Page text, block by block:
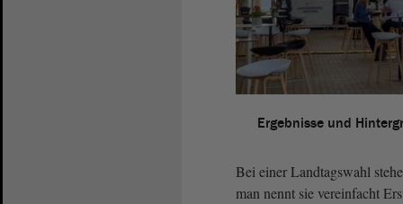
Ergebnisse und
Bei einer Landtagswahl
man nennt sie vereinfacht